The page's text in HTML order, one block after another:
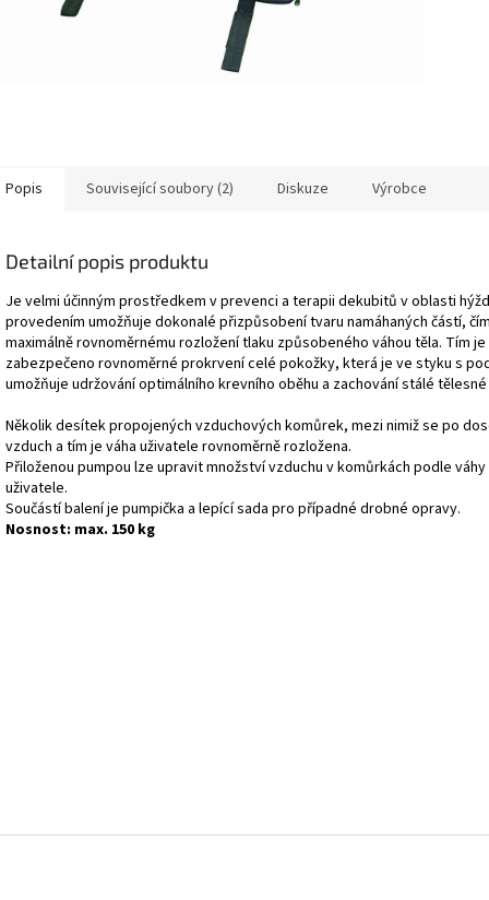
Popis Související soubory (2) Diskuze Výrobce
Detailní popis produktu
Je velmi účinným prostředkem v prevenci a terapii dekubitů v oblasti
provedením umožňuje dokonalé přizpůsobení tvaru namáhaných částí,
maximálně rovnoměrnému rozložení tlaku způsobeného váhou těla. Tím
zabezpečeno rovnoměrné prokrvení celé pokožky, která je ve styku s
umožňuje udržování optimálního krevního oběhu a zachování stálé
Několik desítek propojených vzduchových komůrek, mezi nimiž se po
vzduch a tím je váha uživatele rovnoměrně rozložena.
Přiloženou pumpou lze upravit množství vzduchu v komůrkách podle
uživatele.
Součástí balení je pumpička a lepící sada pro případné drobné opravy.
Nosnost: max. 150 kg